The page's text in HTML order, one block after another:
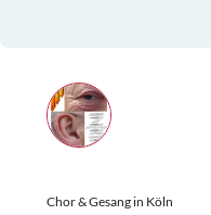
Chor & Gesang in Köln